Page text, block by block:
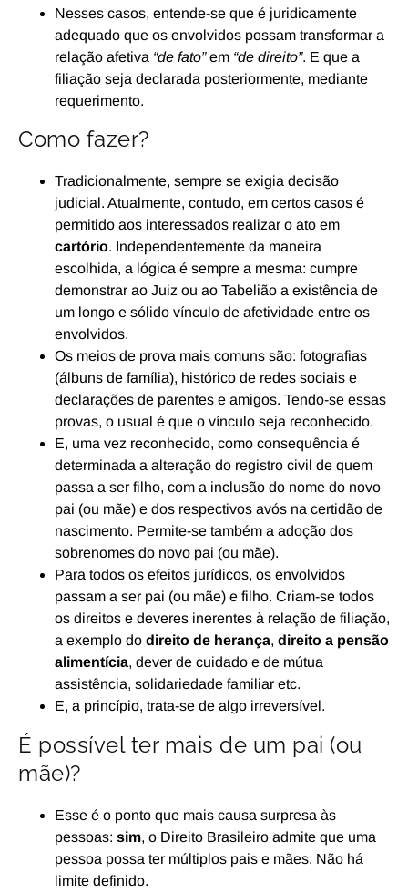
Nesses casos, entende-se que é juridicamente
adequado que os envolvidos possam transformar a
relação afetiva “de fato”em “de direito”. E que a
filiação seja declarada posteriormente, mediante
requerimento.
Como fazer?
Tradicionalmente, sempre se exigia decisão
judicial. Atualmente, contudo, em certos casos é
permitido aos interessados realizar o ato em
cartório. Independentemente da maneira
escolhida, a lógica é sempre a mesma: cumpre
demonstrar ao Juiz ou ao Tabelião a existência de
um longo e sólido vínculo de afetividade entre os
envolvidos.
Os meios de prova mais comuns são: fotografias
(álbuns de família), histórico de redes sociais e
declarações de parentes e amigos. Tendo-se essas
provas, o usual é que o vínculo seja reconhecido.
E, uma vez reconhecido, como consequência é
determinada a alteração do registro civil de quem
passa a ser filho, com a inclusão do nome do novo
pai (ou mãe) e dos respectivos avós na certidão de
nascimento. Permite-se também a adoção dos
sobrenomes do novo pai (ou mãe).
Para todos os efeitos jurídicos, os envolvidos
passam a ser pai (ou mãe) e filho. Criam-se todos
os direitos e deveres inerentes à relação de filiação,
a exemplo do direito de herança, direito a pensão
alimentícia, dever de cuidado e de mútua
assistência, solidariedade familiar etc.
E, a princípio, trata-se de algo irreversível.
É possível ter mais de um pai (ou
mãe)?
Esse é o ponto que mais causa surpresa às
pessoas: sim, o Direito Brasileiro admite que uma
pessoa possa ter múltiplos pais e mães. Não há
limite definido.